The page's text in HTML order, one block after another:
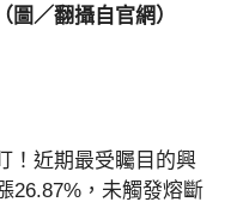
／翻攝自官網）
！近期最受矚目的興
26.87%，未觸發熔斷